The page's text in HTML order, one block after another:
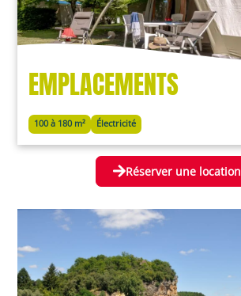
EMPLACEMENTS
100 à 180 m² Électricité
Réserver une location